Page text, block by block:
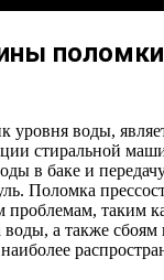
поломки
уровня воды,
стиральной
в баке и
Поломка
проблемам, таким
а также сбоям